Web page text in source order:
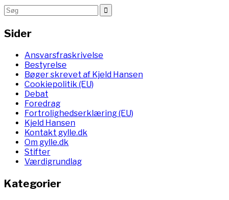
Sider
Ansvarsfraskrivelse
Bestyrelse
Bøger skrevet af Kjeld Hansen
Cookiepolitik (EU)
Debat
Foredrag
Fortrolighedserklæring (EU)
Kjeld Hansen
Kontakt gylle.dk
Om gylle.dk
Stifter
Værdigrundlag
Kategorier